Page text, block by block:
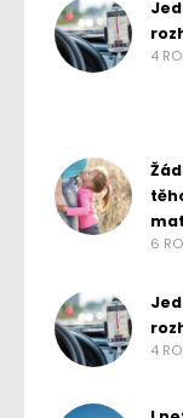
4
6
4